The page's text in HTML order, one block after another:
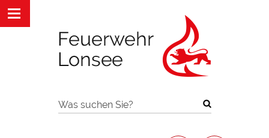
Was suchen Sie?